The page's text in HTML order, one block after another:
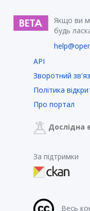
Якщо ви
будь
API
Зворотний
Політика
Про портал
Дослідна
За підтримки
Весь